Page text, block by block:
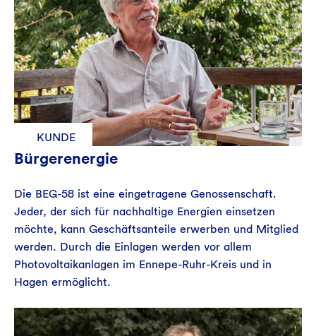
Bürgerenergie
Die BEG-58 ist eine eingetragene Genossenschaft.
Jeder, der sich für nachhaltige Energien einsetzen
möchte, kann Geschäftsanteile erwerben und Mitglied
werden. Durch die Einlagen werden vor allem
Photovoltaikanlagen im Ennepe-Ruhr-Kreis und in
Hagen ermöglicht.
KUNDE